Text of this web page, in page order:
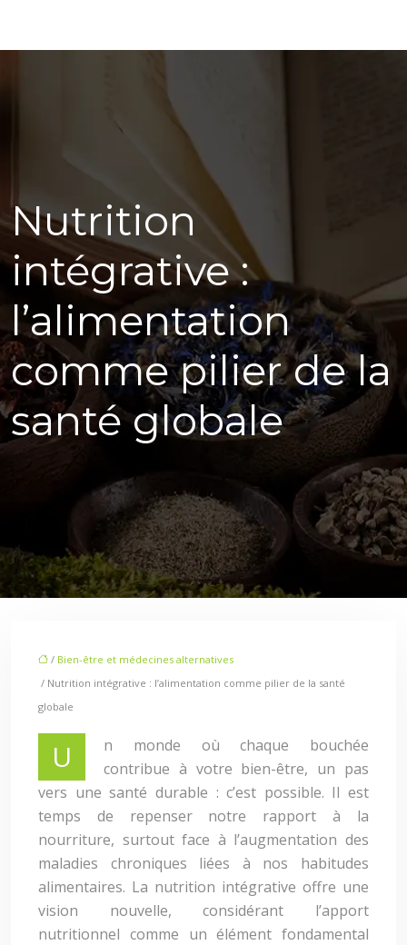
Nutrition
intégrative :
l’alimentation
comme pilier de la
santé globale
/ Bien-être et médecines alternatives
/ Nutrition intégrative : l’alimentation comme pilier de la santé
globale
U
n monde où chaque bouchée
contribue à votre bien-être, un pas
vers une santé durable : c’est possible. Il est
temps de repenser notre rapport à la
nourriture, surtout face à l’augmentation des
maladies chroniques liées à nos habitudes
alimentaires. La nutrition intégrative offre une
vision nouvelle, considérant l’apport
nutritionnel comme un élément fondamental